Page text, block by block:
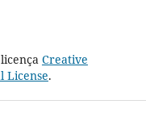
Creative
License.